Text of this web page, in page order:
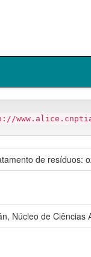
de resíduos:
Núcleo de